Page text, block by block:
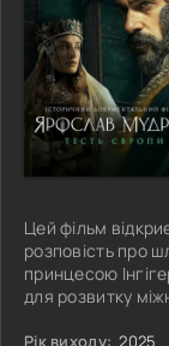
Цей фільм
розповість про
принцесою
для розвитку
Рік виходу: 2025